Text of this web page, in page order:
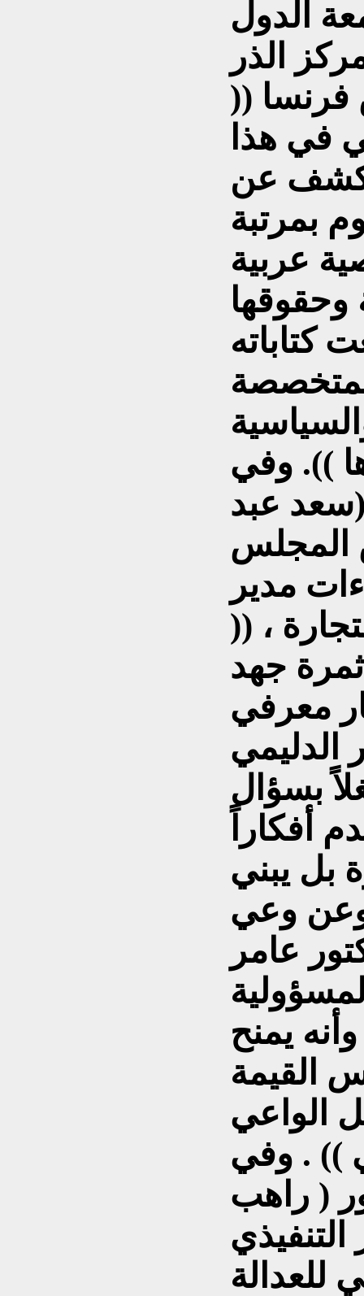
الدول
الذر
فرنسا ((
في هذا
عن
بمرتبة
عربية
وحقوقها
كتاباته
)). وفي
(سعد عبد
المجلس
مدير
، ((
جهد
معرفي
الدليمي
بسؤال
أفكاراً
بل يبني
وعن وعي
عامر
يمنح
القيمة
الواعي
)) . وفي
( راهب
للعدالة